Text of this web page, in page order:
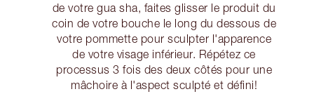
de votre gua sha, faites glisser le produit du
coin de votre bouche le long du dessous de
votre pommette pour sculpter l'apparence
de votre visage inférieur. Répétez ce
processus 3 fois des deux côtés pour une
mâchoire à l'aspect sculpté et défini!